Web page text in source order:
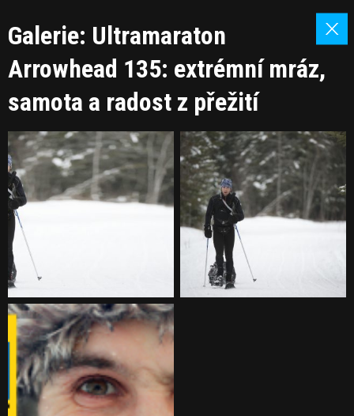
Galerie: Ultramaraton
Arrowhead 135: extrémní mráz,
samota a radost z přežití